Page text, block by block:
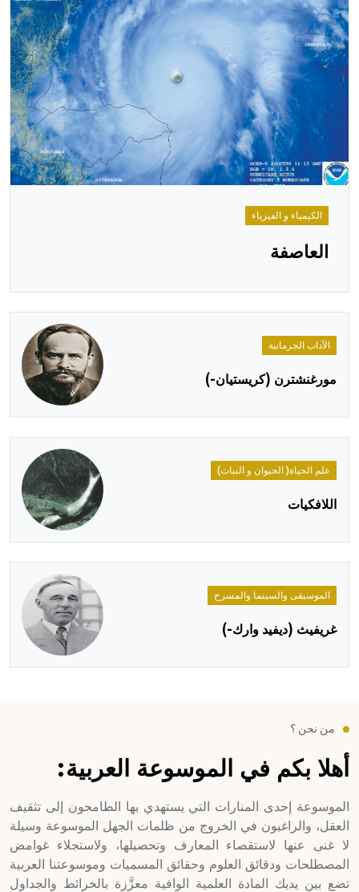
هيئة الموسوعة العربية تطلق موسوعات جديدة في عام 2026
الكيمياء و الفيزياء
العاصفة
الآداب الجرمانية
مورغنشترن (كريستيان-)
علم الحياة( الحيوان و النبات)
اللافكيات
الموسيقى والسينما والمسرح
غريفيث (ديفيد وارك-)
من نحن ؟
أهلا بكم في الموسوعة العربية:
الموسوعة إحدى المنارات التي يستهدي بها الطامحون إلى تثقيف
العقل، والراغبون في الخروج من ظلمات الجهل الموسوعة وسيلة
لا غنى عنها لاستقصاء المعارف وتحصيلها، ولاستجلاء غوامض
المصطلحات ودقائق العلوم وحقائق المسميات وموسوعتنا العربية
تضع بين يديك المادة العلمية الوافية معزَّزة بالخرائط والجداول